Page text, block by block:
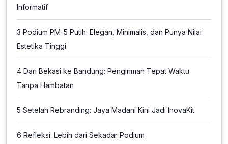
Informatif
3 Podium PM-5 Putih: Elegan, Minimalis, dan Punya Nilai
Estetika Tinggi
4 Dari Bekasi ke Bandung: Pengiriman Tepat Waktu
Tanpa Hambatan
5 Setelah Rebranding: Jaya Madani Kini Jadi InovaKit
6 Refleksi: Lebih dari Sekadar Podium